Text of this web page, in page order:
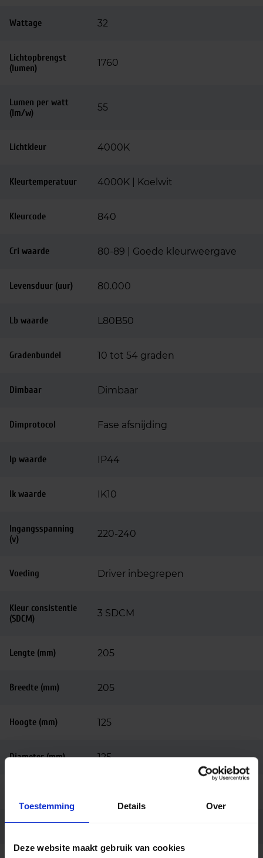
Toestemming Details Over
Deze website maakt gebruik van cookies
Wattage 32
Lichtopbrengst
(lumen)
1760
Lumen per watt
(lm/w)
55
Lichtkleur 4000K
Kleurtemperatuur 4000K | Koelwit
Kleurcode 840
Cri waarde 80-89 | Goede kleurweergave
Levensduur (uur) 80.000
Lb waarde L80B50
Gradenbundel 10 tot 54 graden
Dimbaar Dimbaar
Dimprotocol Fase afsnijding
Ip waarde IP44
Ik waarde IK10
Ingangsspanning
(v)
220-240
Voeding Driver inbegrepen
Kleur consistentie
(SDCM)
3 SDCM
Lengte (mm) 205
Breedte (mm) 205
Hoogte (mm) 125
Diameter (mm) 125
Kleur